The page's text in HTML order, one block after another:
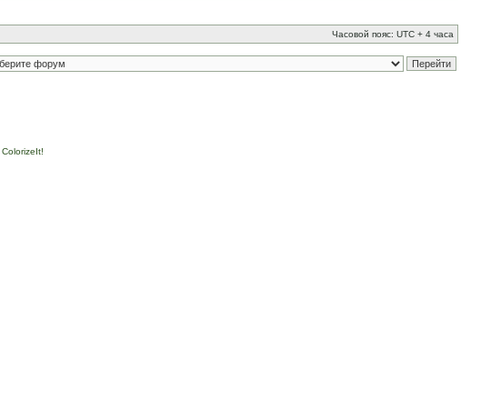
Часовой пояс: UTC + 4 часа
ColorizeIt!